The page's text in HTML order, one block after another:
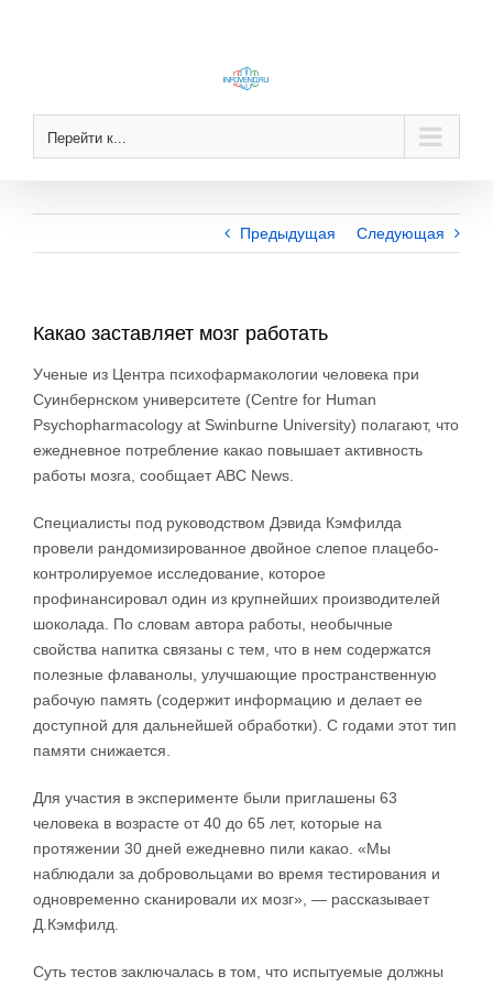
Перейти к...
Предыдущая Следующая
Какао заставляет мозг работать
Ученые из Центра психофармакологии человека при
Суинбернском университете (Centre for Human
Psychopharmacology at Swinburne University) полагают, что
ежедневное потребление какао повышает активность
работы мозга, сообщает ABC News.
Специалисты под руководством Дэвида Кэмфилда
провели рандомизированное двойное слепое плацебо-
контролируемое исследование, которое
профинансировал один из крупнейших производителей
шоколада. По словам автора работы, необычные
свойства напитка связаны с тем, что в нем содержатся
полезные флаванолы, улучшающие пространственную
рабочую память (содержит информацию и делает ее
доступной для дальнейшей обработки). С годами этот тип
памяти снижается.
Для участия в эксперименте были приглашены 63
человека в возрасте от 40 до 65 лет, которые на
протяжении 30 дней ежедневно пили какао. «Мы
наблюдали за добровольцами во время тестирования и
одновременно сканировали их мозг», — рассказывает
Д.Кэмфилд.
Суть тестов заключалась в том, что испытуемые должны